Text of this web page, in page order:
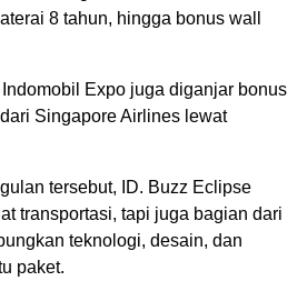
8 tahun, hingga bonus wall
Expo juga diganjar bonus
Singapore Airlines lewat
tersebut, ID. Buzz Eclipse
transportasi, tapi juga bagian dari
teknologi, desain, dan
paket.